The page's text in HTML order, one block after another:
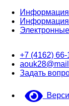
Информация
Информация
+7 (4162) 66-
Задать